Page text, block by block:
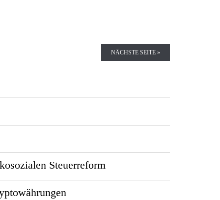
NÄCHSTE SEITE »
Steuerreform